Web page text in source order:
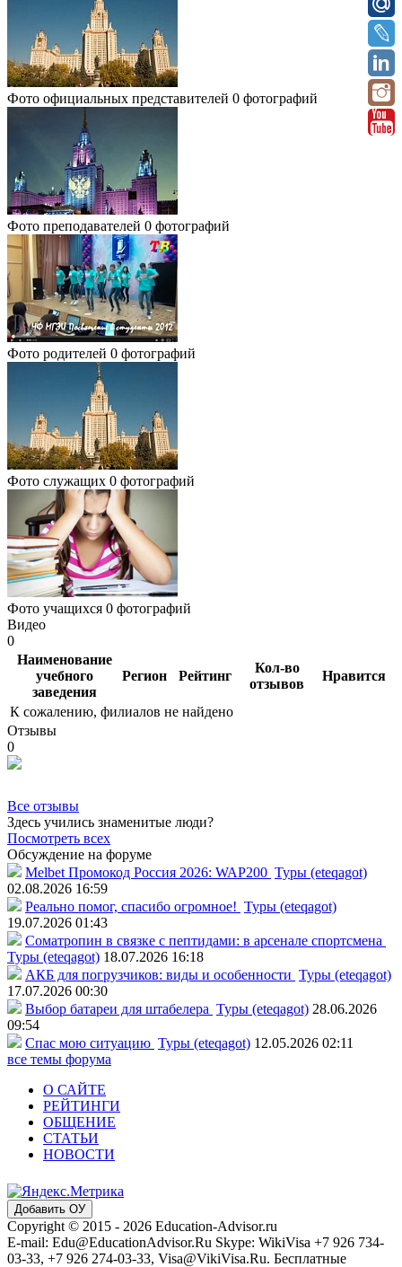
Фото официальных представителей 0 фотографий
Фото преподавателей 0 фотографий
Фото родителей 0 фотографий
Фото служащих 0 фотографий
Фото учащихся 0 фотографий
Видео
0
Наименование
учебного
заведения
Регион Рейтинг
Кол-во
отзывов
Нравится
К сожалению, филиалов не найдено
Отзывы
0
Все отзывы
Здесь учились знаменитые люди?
Посмотреть всех
Обсуждение на форуме
Melbet Промокод Россия 2026: WAP200 Туры (eteqagot)
02.08.2026 16:59
Реально помог, спасибо огромное! Туры (eteqagot)
19.07.2026 01:43
Соматропин в связке с пептидами: в арсенале спортсмена
Туры (eteqagot) 18.07.2026 16:18
АКБ для погрузчиков: виды и особенности Туры (eteqagot)
17.07.2026 00:30
Выбор батареи для штабелера Туры (eteqagot) 28.06.2026
09:54
Спас мою ситуацию Туры (eteqagot) 12.05.2026 02:11
все темы форума
О САЙТЕ
РЕЙТИНГИ
ОБЩЕНИЕ
СТАТЬИ
НОВОСТИ
Добавить ОУ
Copyright © 2015 - 2026 Education-Advisor.ru
E-mail: Edu@EducationAdvisor.Ru Skype: WikiVisa +7 926 734-
03-33, +7 926 274-03-33, Visa@VikiVisa.Ru. Бесплатные